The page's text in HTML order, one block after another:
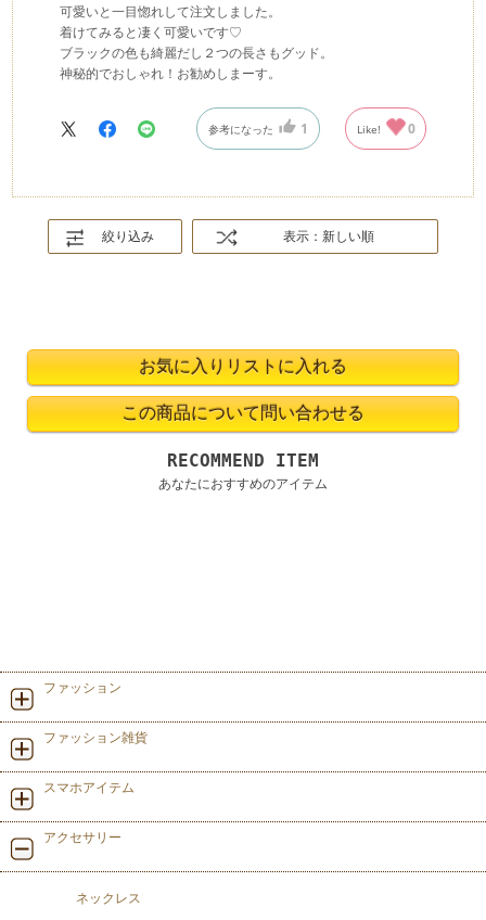
可愛いと一目惚れして注文しました。
着けてみると凄く可愛いです♡
ブラックの色も綺麗だし２つの長さもグッド。
神秘的でおしゃれ！お勧めしまーす。
参考になった 1 Like! 0
絞り込み 表示：新しい順
RECOMMEND ITEM
あなたにおすすめのアイテム
ファッション
ファッション雑貨
スマホアイテム
アクセサリー
ネックレス